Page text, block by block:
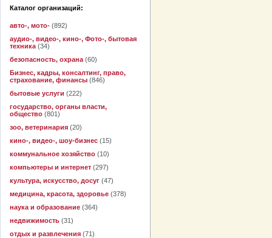
Каталог организаций:
авто-, мото- (892)
аудио-, видео-, кино-, Фото-, бытовая
техника (34)
безопасность, охрана (60)
Бизнес, кадры, консалтинг, право,
страхование, финансы (846)
бытовые услуги (222)
государство, органы власти,
общество (801)
зоо, ветеринария (20)
кино-, видео-, шоу-бизнес (15)
коммунальное хозяйство (10)
компьютеры и интернет (297)
культура, искусство, досуг (47)
медицина, красота, здоровье (378)
наука и образование (364)
недвижимость (31)
отдых и развлечения (71)